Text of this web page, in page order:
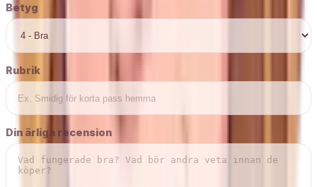
Betyg
Rubrik
Din ärliga recension